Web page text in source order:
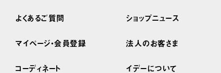
よくあるご質問
マイページ・会員登録
コーディネート
ショップニュース
法人のお客さま
イデーについて